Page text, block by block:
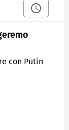
con Putin